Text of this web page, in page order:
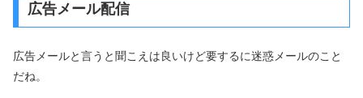
広告メール配信
広告メールと言うと聞こえは良いけど要するに迷惑メールのこと
だね。